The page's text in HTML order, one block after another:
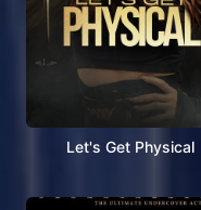
Let's Get Physical